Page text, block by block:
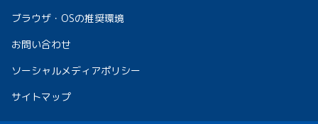
ブラウザ・OSの推奨環境
お問い合わせ
ソーシャルメディアポリシー
サイトマップ